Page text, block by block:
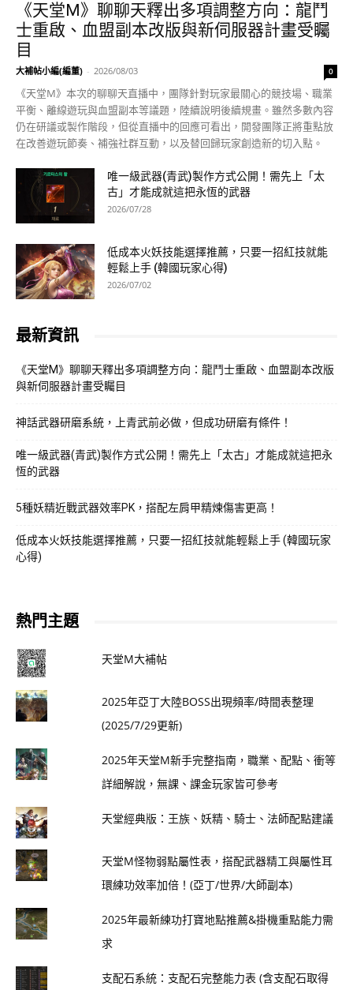
《天堂M》聊聊天釋出多項調整方向：龍鬥
士重啟、血盟副本改版與新伺服器計畫受矚
目
大補帖小編(編董) - 2026/08/03 0
《天堂M》本次的聊聊天直播中，團隊針對玩家最關心的競技場、職業
平衡、離線遊玩與血盟副本等議題，陸續說明後續規畫。雖然多數內容
仍在研議或製作階段，但從直播中的回應可看出，開發團隊正將重點放
在改善遊玩節奏、補強社群互動，以及替回歸玩家創造新的切入點。
唯一級武器(青武)製作方式公開！需先上「太
古」才能成就這把永恆的武器
2026/07/28
低成本火妖技能選擇推薦，只要一招紅技就能
輕鬆上手 (韓國玩家心得)
2026/07/02
最新資訊
《天堂M》聊聊天釋出多項調整方向：龍鬥士重啟、血盟副本改版
與新伺服器計畫受矚目
神話武器研磨系統，上青武前必做，但成功研磨有條件！
唯一級武器(青武)製作方式公開！需先上「太古」才能成就這把永
恆的武器
5種妖精近戰武器效率PK，搭配左肩甲精煉傷害更高！
低成本火妖技能選擇推薦，只要一招紅技就能輕鬆上手 (韓國玩家
心得)
熱門主題
天堂M大補帖
2025年亞丁大陸BOSS出現頻率/時間表整理
(2025/7/29更新)
2025年天堂M新手完整指南，職業、配點、衝等
詳細解說，無課、課金玩家皆可參考
天堂經典版：王族、妖精、騎士、法師配點建議
天堂M怪物弱點屬性表，搭配武器精工與屬性耳
環練功效率加倍！(亞丁/世界/大師副本)
2025年最新練功打寶地點推薦&掛機重點能力需
求
支配石系統：支配石完整能力表 (含支配石取得